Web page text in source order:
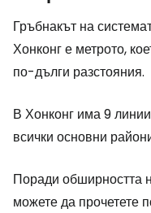
Гръбнакът на
Хонконг е метрото,
по-дълги разстояния.
В Хонконг има 9
всички основни
Поради обширността
можете да прочетете